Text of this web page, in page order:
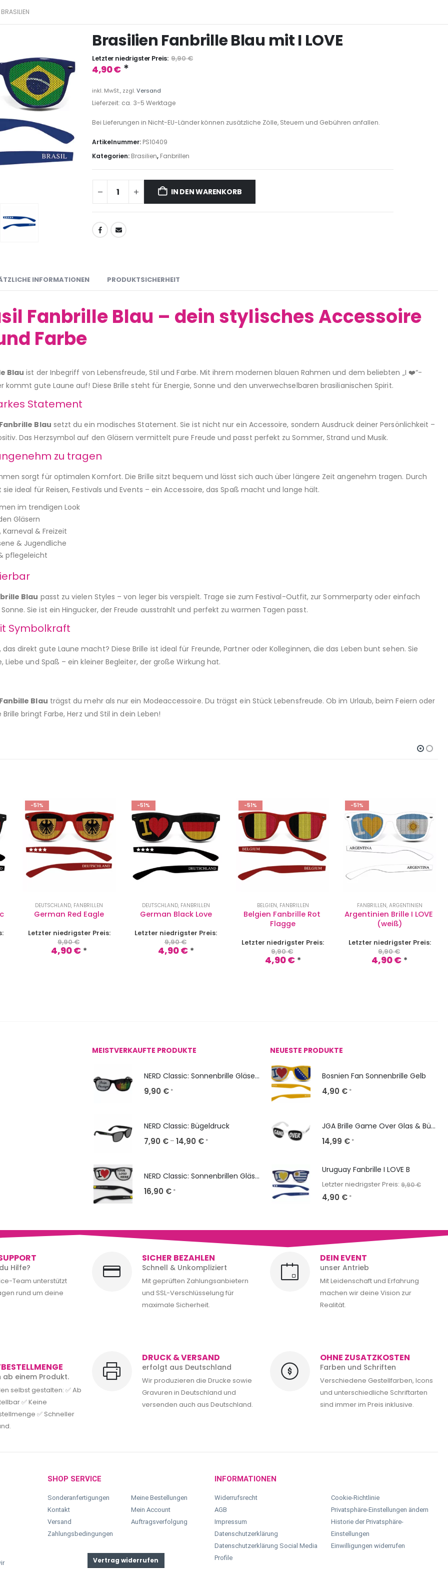
BRASILIEN
Brasilien Fanbrille Blau mit I LOVE
Letzter niedrigster Preis: 9,90€
4,90€ *
inkl. MwSt., zzgl.Versand
Lieferzeit: ca. 3-5 Werktage
Bei Lieferungen in Nicht-EU-Länder können zusätzliche Zölle, Steuern und Gebühren anfallen.
Artikelnummer: PS10409
Kategorien: Brasilien, Fanbrillen
IN DEN WARENKORB
INFORMATIONEN PRODUKTSICHERHEIT
Fanbrille Blau – dein stylisches Accessoire
Farbe
Blau ist der Inbegriff von Lebensfreude, Stil und Farbe. Mit ihrem modernen blauen Rahmen und dem beliebten „I ❤️“-
kommt gute Laune auf! Diese Brille steht für Energie, Sonne und den unverwechselbaren brasilianischen Spirit.
Statement
Blau setzt du ein modisches Statement. Sie ist nicht nur ein Accessoire, sondern Ausdruck deiner Persönlichkeit –
Das Herzsymbol auf den Gläsern vermittelt pure Freude und passt perfekt zu Sommer, Strand und Musik.
zu tragen
sorgt für optimalen Komfort. Die Brille sitzt bequem und lässt sich auch über längere Zeit angenehm tragen. Durch
ideal für Reisen, Festivals und Events – ein Accessoire, das Spaß macht und lange hält.
im trendigen Look
Gläsern
& Freizeit
& Jugendliche
pflegeleicht
Blau passt zu vielen Styles – von leger bis verspielt. Trage sie zum Festival-Outfit, zur Sommerparty oder einfach
Sie ist ein Hingucker, der Freude ausstrahlt und perfekt zu warmen Tagen passt.
Symbolkraft
direkt gute Laune macht? Diese Brille ist ideal für Freunde, Partner oder Kolleginnen, die das Leben bunt sehen. Sie
Liebe und Spaß – ein kleiner Begleiter, der große Wirkung hat.
Blau trägst du mehr als nur ein Modeaccessoire. Du trägst ein Stück Lebensfreude. Ob im Urlaub, beim Feiern oder
bringt Farbe, Herz und Stil in dein Leben!
-51%
DEUTSCHLAND, FANBRILLEN
German Red Eagle
Letzter niedrigster Preis:
9,90€
4,90€ *
-51%
DEUTSCHLAND, FANBRILLEN
German Black Love
Letzter niedrigster Preis:
9,90€
4,90€ *
-51%
BELGIEN, FANBRILLEN
Belgien Fanbrille Rot
Flagge
Letzter niedrigster Preis:
9,90€
4,90€ *
-51%
FANBRILLEN, ARGENTINIEN
Argentinien Brille I LOVE
(weiß)
Letzter niedrigster Preis:
9,90€
4,90€ *
MEISTVERKAUFTE PRODUKTE
NERD Classic: Sonnenbrille Gläser bedrucken
9,90 € *
NERD Classic: Bügeldruck
7,90 € – 14,90 € *
NERD Classic: Sonnenbrillen Gläser & Bügel bedrucken
16,90 € *
NEUESTE PRODUKTE
Bosnien Fan Sonnenbrille Gelb
4,90 € *
JGA Brille Game Over Glas & Bügel gestalten
14,99 € *
Uruguay Fanbrille I LOVE B
Letzter niedrigster Preis: 9,90€
4,90 € *
Hilfe?
Team unterstützt
rund um deine
SICHER BEZAHLEN
Schnell & Unkompliziert
Mit geprüften Zahlungsanbietern
und SSL-Verschlüsselung für
maximale Sicherheit.
DEIN EVENT
unser Antrieb
Mit Leidenschaft und Erfahrung
machen wir deine Vision zur
Realität.
ab einem Produkt.
selbst gestalten: ✅ Ab
✅ Keine
✅ Schneller
DRUCK & VERSAND
erfolgt aus Deutschland
Wir produzieren die Drucke sowie
Gravuren in Deutschland und
versenden auch aus Deutschland.
OHNE ZUSATZKOSTEN
Farben und Schriften
Verschiedene Gestellfarben, Icons
und unterschiedliche Schriftarten
sind immer im Preis inklusive.
SHOP SERVICE
Sonderanfertigungen
Kontakt
Versand
Zahlungsbedingungen
Meine Bestellungen
Mein Account
Auftragsverfolgung
Vertrag widerrufen
INFORMATIONEN
Widerrufsrecht
AGB
Impressum
Datenschutzerklärung
Datenschutzerklärung Social Media
Profile
Cookie-Richtlinie
Privatsphäre-Einstellungen ändern
Historie der Privatsphäre-
Einstellungen
Einwilligungen widerrufen